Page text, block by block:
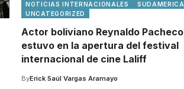
NOTICIAS INTERNACIONALES
SUDAMERICA
UNCATEGORIZED
Actor boliviano Reynaldo Pacheco
estuvo en la apertura del festival
internacional de cine Laliff
ByErick Saúl Vargas Aramayo